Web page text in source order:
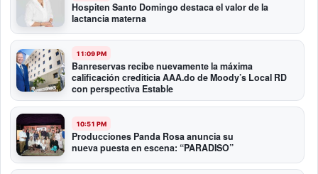
Hospiten Santo Domingo destaca el valor de la
lactancia materna
11:09 PM
Banreservas recibe nuevamente la máxima
calificación crediticia AAA.do de Moody’s Local RD
con perspectiva Estable
10:51 PM
Producciones Panda Rosa anuncia su
nueva puesta en escena: “PARADISO”